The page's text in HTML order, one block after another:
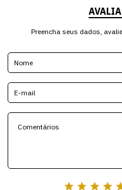
Preencha seus dados,